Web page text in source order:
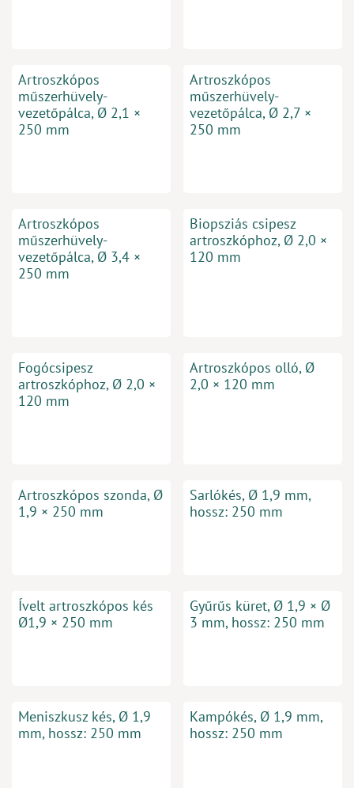
Artroszkópos
műszerhüvely-
vezetőpálca, Ø 2,1 ×
250 mm
Artroszkópos
műszerhüvely-
vezetőpálca, Ø 2,7 ×
250 mm
Artroszkópos
műszerhüvely-
vezetőpálca, Ø 3,4 ×
250 mm
Biopsziás csipesz
artroszkóphoz, Ø 2,0 ×
120 mm
Fogócsipesz
artroszkóphoz, Ø 2,0 ×
120 mm
Artroszkópos olló, Ø
2,0 × 120 mm
Artroszkópos szonda, Ø
1,9 × 250 mm
Sarlókés, Ø 1,9 mm,
hossz: 250 mm
Ívelt artroszkópos kés
Ø1,9 × 250 mm
Gyűrűs küret, Ø 1,9 × Ø
3 mm, hossz: 250 mm
Meniszkusz kés, Ø 1,9
mm, hossz: 250 mm
Kampókés, Ø 1,9 mm,
hossz: 250 mm